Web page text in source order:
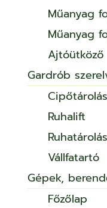
Műanyag
Műanyag
Ajtóütköző
Gardrób
Cipőtárolás
Ruhalift
Ruhatárolás
Vállfatartó
Gépek,
Főzőlap